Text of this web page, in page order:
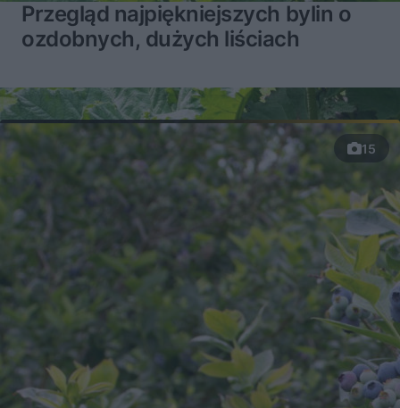
Przegląd najpiękniejszych bylin o
ozdobnych, dużych liściach
15